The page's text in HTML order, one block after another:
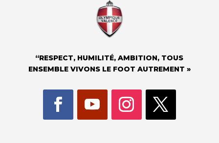
“RESPECT, HUMILITÉ, AMBITION, TOUS
ENSEMBLE VIVONS LE FOOT AUTREMENT »